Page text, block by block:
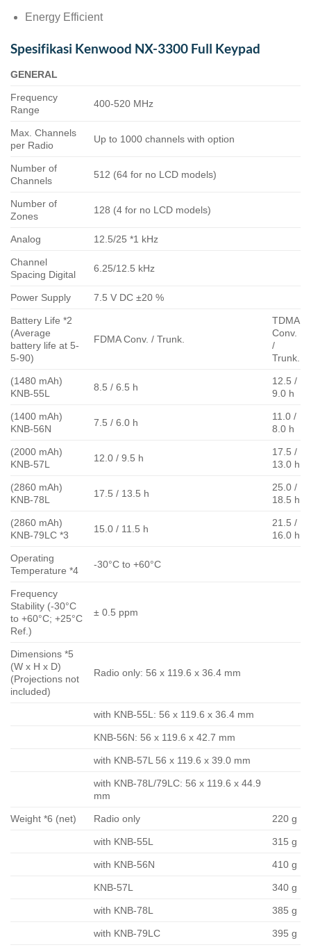
Energy Efficient
Spesifikasi Kenwood NX-3300 Full Keypad
GENERAL
Frequency
Range
400-520 MHz
Max. Channels
per Radio
Up to 1000 channels with option
Number of
Channels
512 (64 for no LCD models)
Number of
Zones
128 (4 for no LCD models)
Analog 12.5/25 *1 kHz
Channel
Spacing Digital
6.25/12.5 kHz
Power Supply 7.5 V DC ±20 %
Battery Life *2
(Average
battery life at 5-
5-90)
FDMA Conv. / Trunk.
TDMA
Conv.
/
Trunk.
(1480 mAh)
KNB-55L
8.5 / 6.5 h
12.5 /
9.0 h
(1400 mAh)
KNB-56N
7.5 / 6.0 h
11.0 /
8.0 h
(2000 mAh)
KNB-57L
12.0 / 9.5 h
17.5 /
13.0 h
(2860 mAh)
KNB-78L
17.5 / 13.5 h
25.0 /
18.5 h
(2860 mAh)
KNB-79LC *3
15.0 / 11.5 h
21.5 /
16.0 h
Operating
Temperature *4
-30°C to +60°C
Frequency
Stability (-30°C
to +60°C; +25°C
Ref.)
± 0.5 ppm
Dimensions *5
(W x H x D)
(Projections not
included)
Radio only: 56 x 119.6 x 36.4 mm
with KNB-55L: 56 x 119.6 x 36.4 mm
KNB-56N: 56 x 119.6 x 42.7 mm
with KNB-57L 56 x 119.6 x 39.0 mm
with KNB-78L/79LC: 56 x 119.6 x 44.9
mm
Weight *6 (net) Radio only 220 g
with KNB-55L 315 g
with KNB-56N 410 g
KNB-57L 340 g
with KNB-78L 385 g
with KNB-79LC 395 g